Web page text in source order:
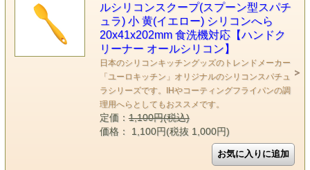
ルシリコンスクープ(スプーン型スパチ
ュラ) 小 黄(イエロー) シリコンへら
20x41x202mm 食洗機対応【ハンドク
リーナー オールシリコン】
日本のシリコンキッチングッズのトレンドメーカー
「ユーロキッチン」オリジナルのシリコンスパチュ
ラシリーズです。IHやコーティングフライパンの調
理用へらとしてもおススメです。
定価：1,100円(税込)
価格： 1,100円(税抜 1,000円)